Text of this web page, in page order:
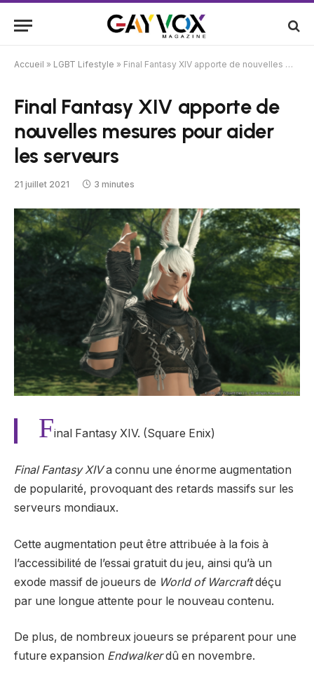
Accueil » LGBT Lifestyle » Final Fantasy XIV apporte de nouvelles mesures pour aider les serveurs
Final Fantasy XIV apporte de
nouvelles mesures pour aider
les serveurs
21 juillet 2021 3 minutes
Final Fantasy XIV. (Square Enix)
Final Fantasy XIVa connu une énorme augmentation
de popularité, provoquant des retards massifs sur les
serveurs mondiaux.
Cette augmentation peut être attribuée à la fois à
l’accessibilité de l’essai gratuit du jeu, ainsi qu’à un
exode massif de joueurs de World of Warcraftdéçu
par une longue attente pour le nouveau contenu.
De plus, de nombreux joueurs se préparent pour une
future expansion Endwalkerdû en novembre.